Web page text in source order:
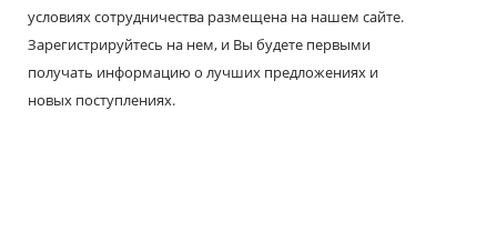
условиях сотрудничества размещена на нашем сайте.
Зарегистрируйтесь на нем, и Вы будете первыми
получать информацию о лучших предложениях и
новых поступлениях.